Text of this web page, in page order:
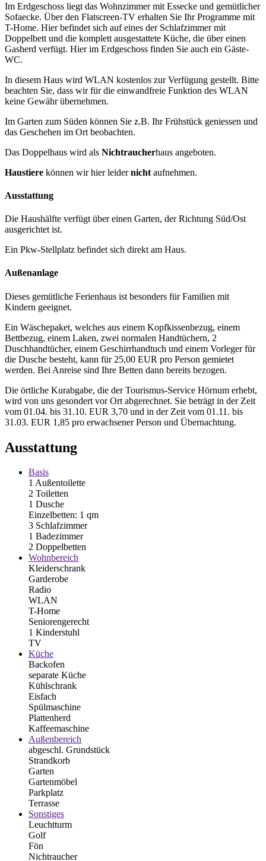
Im Erdgeschoss liegt das Wohnzimmer mit Essecke und gemütlicher
Sofaecke. Über den Flatscreen-TV erhalten Sie Ihr Programme mit
T-Home. Hier befindet sich auf eines der Schlafzimmer mit
Doppelbett und die komplett ausgestattete Küche, die über einen
Gasherd verfügt. Hier im Erdgeschoss finden Sie auch ein Gäste-
WC.
In diesem Haus wird WLAN kostenlos zur Verfügung gestellt. Bitte
beachten Sie, dass wir für die einwandfreie Funktion des WLAN
keine Gewähr übernehmen.
Im Garten zum Süden können Sie z.B. Ihr Frühstück geniessen und
das Geschehen im Ort beobachten.
Das Doppelhaus wird als Nichtraucherhaus angeboten.
Haustiere können wir hier leidernicht aufnehmen.
Ausstattung
Die Haushälfte verfügt über einen Garten, der Richtung Süd/Ost
ausgerichtet ist.
Ein Pkw-Stellplatz befindet sich direkt am Haus.
Außenanlage
Dieses gemütliche Ferienhaus ist besonders für Familien mit
Kindern geeignet.
Ein Wäschepaket, welches aus einem Kopfkissenbezug, einem
Bettbezug, einem Laken, zwei normalen Handtüchern, 2
Duschhandtücher, einem Geschirrhandtuch und einem Vorleger für
die Dusche besteht, kann für 25,00 EUR pro Person gemietet
werden. Bei Anreise sind Ihre Betten dann bereits bezogen.
Die örtliche Kurabgabe, die der Tourismus-Service Hörnum erhebt,
wird von uns gesondert vor Ort abgerechnet. Sie beträgt in der Zeit
vom 01.04. bis 31.10. EUR 3,70 und in der Zeit vom 01.11. bis
31.03. EUR 1,85 pro erwachsener Person und Übernachtung.
Ausstattung
Basis
1 Außentoilette
2 Toiletten
1 Dusche
Einzelbetten: 1 qm
3 Schlafzimmer
1 Badezimmer
2 Doppelbetten
Wohnbereich
Kleiderschrank
Garderobe
Radio
WLAN
T-Home
Seniorengerecht
1 Kinderstuhl
TV
Küche
Backofen
separate Küche
Kühlschrank
Eisfach
Spülmaschine
Plattenherd
Kaffeemaschine
Außenbereich
abgeschl. Grundstück
Strandkorb
Garten
Gartenmöbel
Parkplatz
Terrasse
Sonstiges
Leuchtturm
Golf
Fön
Nichtraucher